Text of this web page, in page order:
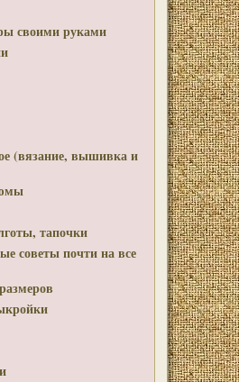
своими руками
(вязание, вышивка и
тапочки
советы почти на все